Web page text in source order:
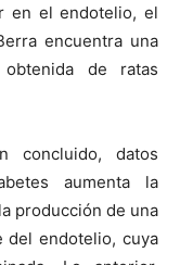
en el endotelio, el
encuentra una
de ratas
concluido, datos
aumenta la
producción de una
del endotelio, cuya